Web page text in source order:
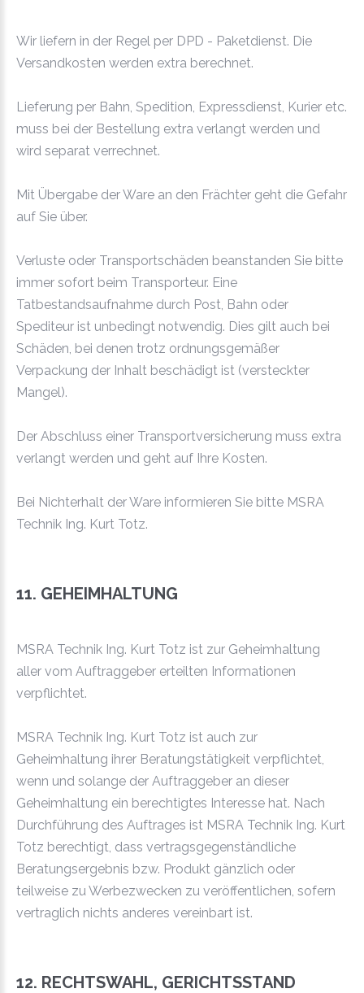
Wir liefern in der Regel per DPD - Paketdienst. Die
Versandkosten werden extra berechnet.
Lieferung per Bahn, Spedition, Expressdienst, Kurier etc.
muss bei der Bestellung extra verlangt werden und
wird separat verrechnet.
Mit Übergabe der Ware an den Frächter geht die Gefahr
auf Sie über.
Verluste oder Transportschäden beanstanden Sie bitte
immer sofort beim Transporteur. Eine
Tatbestandsaufnahme durch Post, Bahn oder
Spediteur ist unbedingt notwendig. Dies gilt auch bei
Schäden, bei denen trotz ordnungsgemäßer
Verpackung der Inhalt beschädigt ist (versteckter
Mangel).
Der Abschluss einer Transportversicherung muss extra
verlangt werden und geht auf Ihre Kosten.
Bei Nichterhalt der Ware informieren Sie bitte MSRA
Technik Ing. Kurt Totz.
11. GEHEIMHALTUNG
MSRA Technik Ing. Kurt Totz ist zur Geheimhaltung
aller vom Auftraggeber erteilten Informationen
verpflichtet.
MSRA Technik Ing. Kurt Totz ist auch zur
Geheimhaltung ihrer Beratungstätigkeit verpflichtet,
wenn und solange der Auftraggeber an dieser
Geheimhaltung ein berechtigtes Interesse hat. Nach
Durchführung des Auftrages ist MSRA Technik Ing. Kurt
Totz berechtigt, dass vertragsgegenständliche
Beratungsergebnis bzw. Produkt gänzlich oder
teilweise zu Werbezwecken zu veröffentlichen, sofern
vertraglich nichts anderes vereinbart ist.
12. RECHTSWAHL, GERICHTSSTAND